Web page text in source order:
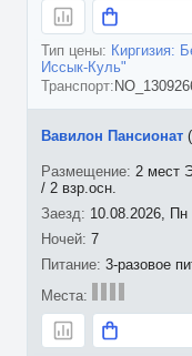
Киргизия:
Иссык-Куль"
10.08.2026, Пн
7
Вавилон Пансионат
2 мест
/ 2 взр.осн.
3-разовое